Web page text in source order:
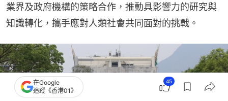
業界及政府機構的策略合作，推動具影響力的研究與
知識轉化，攜手應對人類社會共同面對的挑戰。
在Google
追蹤《香港01》
45